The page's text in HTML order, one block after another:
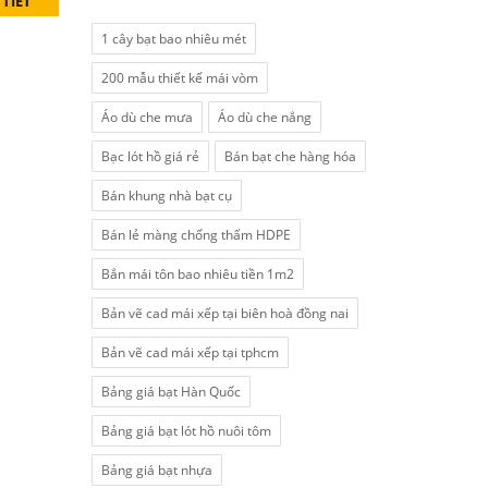
1 cây bạt bao nhiêu mét
200 mẫu thiết kế mái vòm
Áo dù che mưa Áo dù che nắng
Bạc lót hồ giá rẻ Bán bạt che hàng hóa
Bán khung nhà bạt cụ
Bán lẻ màng chống thấm HDPE
Bắn mái tôn bao nhiêu tiền 1m2
Bản vẽ cad mái xếp tại biên hoà đồng nai
Bản vẽ cad mái xếp tại tphcm
Bảng giá bạt Hàn Quốc
Bảng giá bạt lót hồ nuôi tôm
Bảng giá bạt nhựa